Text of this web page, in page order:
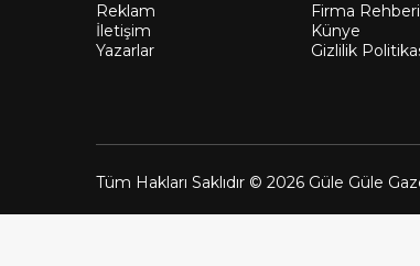
Reklam
Firma Rehberi
İletişim
Künye
Yazarlar
Gizlilik
Tüm Hakları Saklıdır © 2026 Güle Güle